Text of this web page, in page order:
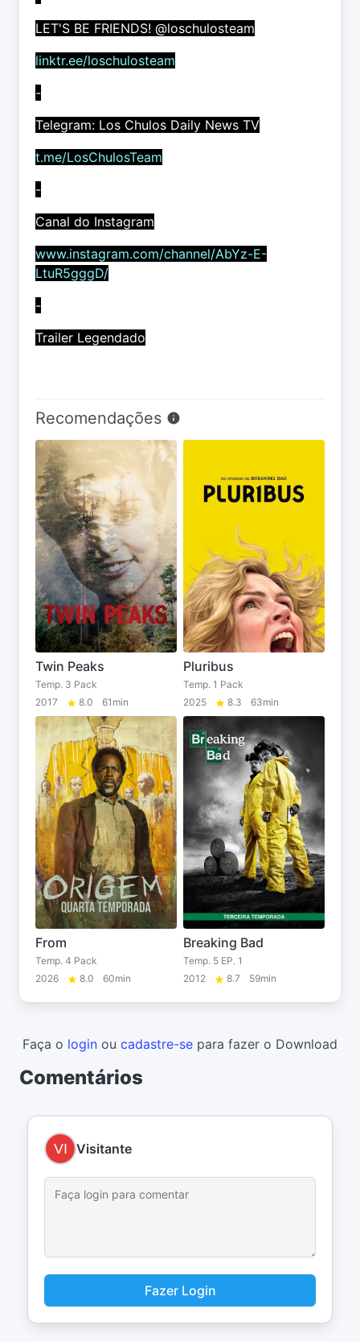
LET'S BE FRIENDS! @loschulosteam
linktr.ee/loschulosteam
-
Telegram: Los Chulos Daily News TV
t.me/LosChulosTeam
-
Canal do Instagram
www.instagram.com/channel/AbYz-E-
LtuR5gggD/
-
Trailer Legendado
Recomendações
Twin Peaks
Temp. 3 Pack
2017
8.0 61min
Pluribus
Temp. 1 Pack
2025
8.3 63min
From
Temp. 4 Pack
2026
8.0 60min
Breaking Bad
Temp. 5 EP. 1
2012
8.7 59min
Faça o login ou cadastre-se para fazer o Download
Comentários
Visitante
Fazer Login